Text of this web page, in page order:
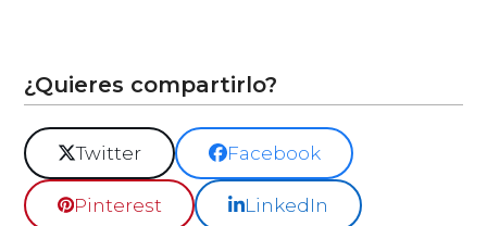
¿Quieres compartirlo?
Twitter Facebook
Pinterest LinkedIn